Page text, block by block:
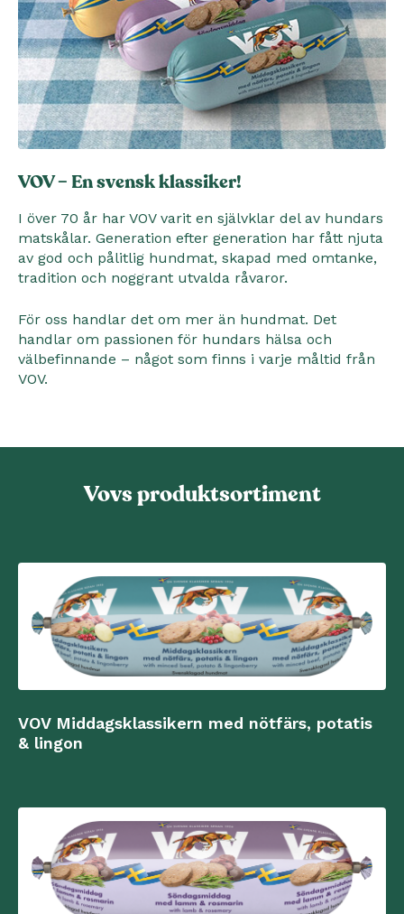
VOV – En svensk klassiker!
I över 70 år har VOV varit en självklar del av hundars
matskålar. Generation efter generation har fått njuta
av god och pålitlig hundmat, skapad med omtanke,
tradition och noggrant utvalda råvaror.
För oss handlar det om mer än hundmat. Det
handlar om passionen för hundars hälsa och
välbefinnande – något som finns i varje måltid från
VOV.
Vovs produktsortiment
VOV Middagsklassikern med nötfärs, potatis
& lingon